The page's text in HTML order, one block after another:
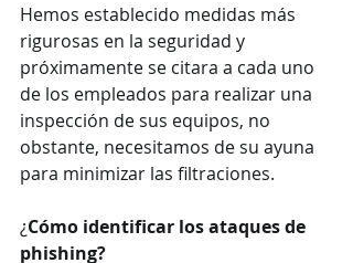
Hemos establecido medidas más
rigurosas en la seguridad y
próximamente se citara a cada uno
de los empleados para realizar una
inspección de sus equipos, no
obstante, necesitamos de su ayuna
para minimizar las filtraciones.
¿Cómo identificar los ataques de
phishing?